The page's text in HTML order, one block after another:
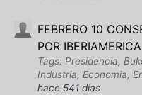
FEBRERO 10
POR IBERIAMERICA
Tags: Presidencia,
Industria, Economia,
hace 541 días